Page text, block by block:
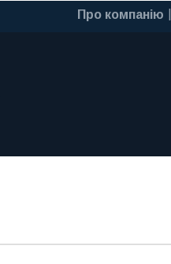
Про компанію